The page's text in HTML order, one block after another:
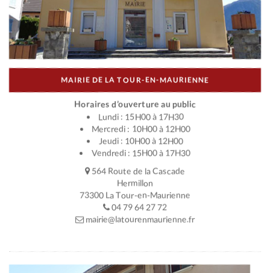
MAIRIE DE LA TOUR-EN-MAURIENNE
Horaires d’ouverture au public
Lundi : 15H00 à 17H30
Mercredi : 10H00 à 12H00
Jeudi : 10H00 à 12H00
Vendredi : 15H00 à 17H30
564 Route de la Cascade
Hermillon
73300 La Tour-en-Maurienne
04 79 64 27 72
mairie@latourenmaurienne.fr